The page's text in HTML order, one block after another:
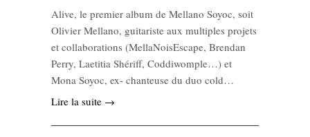
Alive, le premier album de Mellano Soyoc, soit
Olivier Mellano, guitariste aux multiples projets
et collaborations (MellaNoisEscape, Brendan
Perry, Laetitia Shériff, Coddiwomple…) et
Mona Soyoc, ex- chanteuse du duo cold…
Lire la suite →